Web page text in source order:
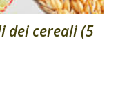
dei cereali (5